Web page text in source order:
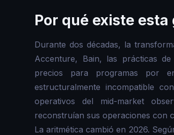
Por qué existe esta
Durante dos décadas, la
Accenture, Bain, las prácticas
precios para programas por
estructuralmente incompatible
operativos del mid-market
reconstruían sus operaciones con
La aritmética cambió en 2026.